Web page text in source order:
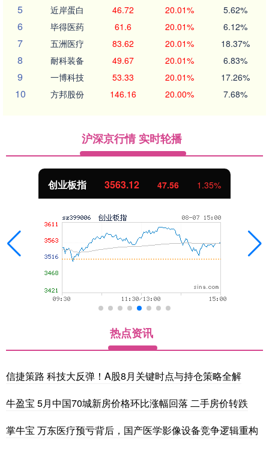
5 近岸蛋白 46.72 20.01% 5.62%
6 毕得医药 61.6 20.01% 6.12%
7 五洲医疗 83.62 20.01% 18.37%
8 耐科装备 49.67 20.01% 6.83%
9 一博科技 53.33 20.01% 17.26%
10 方邦股份 146.16 20.00% 7.68%
沪深京行情 实时轮播
创业板指 3563.12 47.56 1.35%
热点资讯
信捷策路 科技大反弹！A股8月关键时点与持仓策略全解
牛盈宝 5月中国70城新房价格环比涨幅回落 二手房价转跌
掌牛宝 万东医疗预亏背后，国产医学影像设备竞争逻辑重构